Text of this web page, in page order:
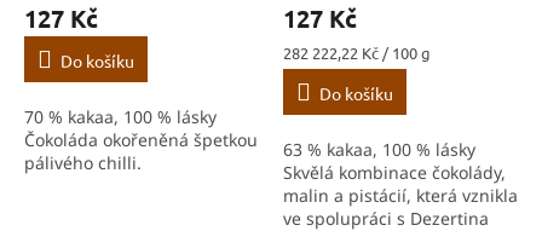
127 Kč
Do košíku
70 % kakaa, 100 % lásky
Čokoláda okořeněná špetkou
pálivého chilli.
127 Kč
Měrná
cena:
282 222,22 Kč / 100 g
Do košíku
63 % kakaa, 100 % lásky
Skvělá kombinace čokolády,
malin a pistácií, která vznikla
ve spolupráci s Dezertina